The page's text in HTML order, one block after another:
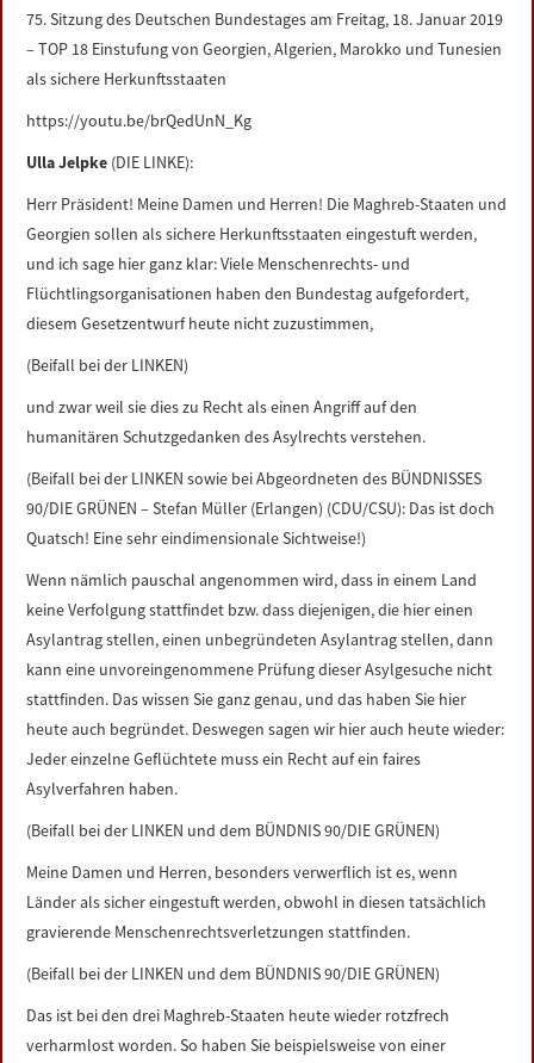
DATENSCHUTZERKLÄRUNG
IMPRESSUM
75. Sitzung des Deutschen Bundestages am Freitag, 18. Januar 2019
– TOP 18 Einstufung von Georgien, Algerien, Marokko und Tunesien
als sichere Herkunftsstaaten
https://youtu.be/brQedUnN_Kg
Ulla Jelpke (DIE LINKE):
Herr Präsident! Meine Damen und Herren! Die Maghreb-Staaten und
Georgien sollen als sichere Herkunftsstaaten eingestuft werden,
und ich sage hier ganz klar: Viele Menschenrechts- und
Flüchtlingsorganisationen haben den Bundestag aufgefordert,
diesem Gesetzentwurf heute nicht zuzustimmen,
(Beifall bei der LINKEN)
und zwar weil sie dies zu Recht als einen Angriff auf den
humanitären Schutzgedanken des Asylrechts verstehen.
(Beifall bei der LINKEN sowie bei Abgeordneten des BÜNDNISSES
90/DIE GRÜNEN – Stefan Müller (Erlangen) (CDU/CSU): Das ist doch
Quatsch! Eine sehr eindimensionale Sichtweise!)
Wenn nämlich pauschal angenommen wird, dass in einem Land
keine Verfolgung stattfindet bzw. dass diejenigen, die hier einen
Asylantrag stellen, einen unbegründeten Asylantrag stellen, dann
kann eine unvoreingenommene Prüfung dieser Asylgesuche nicht
stattfinden. Das wissen Sie ganz genau, und das haben Sie hier
heute auch begründet. Deswegen sagen wir hier auch heute wieder:
Jeder einzelne Geflüchtete muss ein Recht auf ein faires
Asylverfahren haben.
(Beifall bei der LINKEN und dem BÜNDNIS 90/DIE GRÜNEN)
Meine Damen und Herren, besonders verwerflich ist es, wenn
Länder als sicher eingestuft werden, obwohl in diesen tatsächlich
gravierende Menschenrechtsverletzungen stattfinden.
(Beifall bei der LINKEN und dem BÜNDNIS 90/DIE GRÜNEN)
Das ist bei den drei Maghreb-Staaten heute wieder rotzfrech
verharmlost worden. So haben Sie beispielsweise von einer